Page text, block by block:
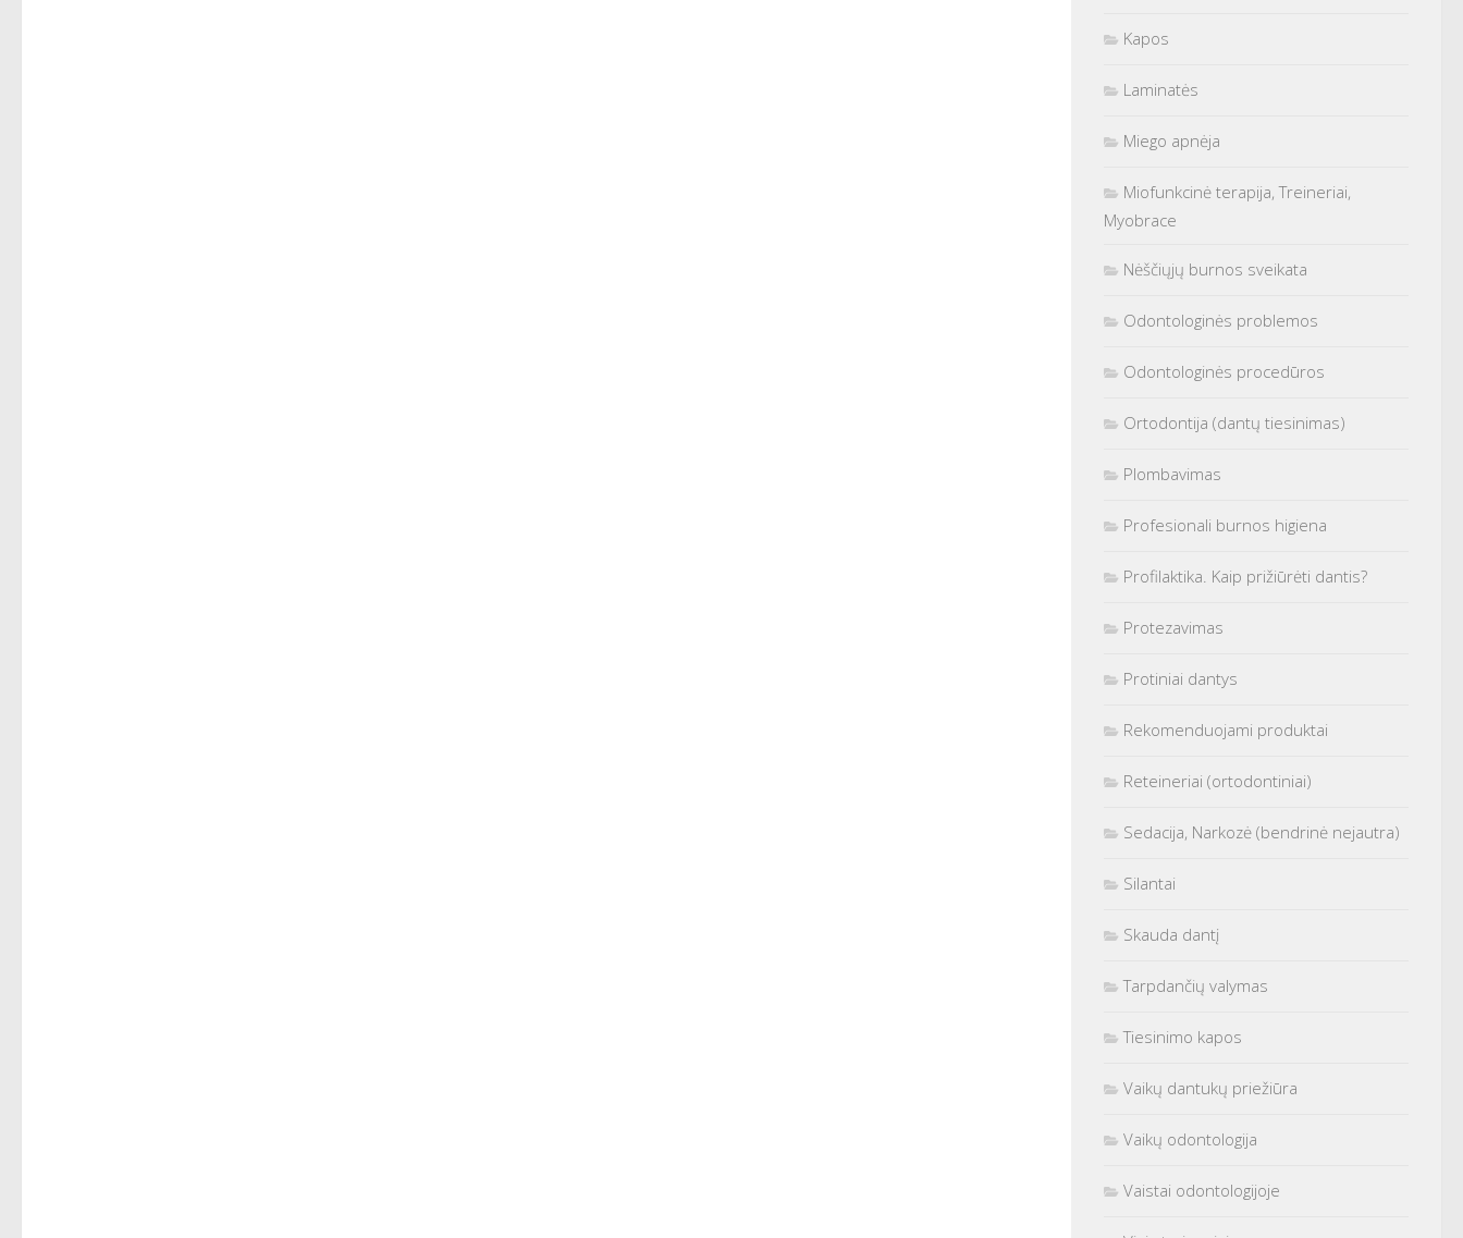
Kapos
Laminatės
Miego apnėja
Miofunkcinė terapija, Treineriai,
Myobrace
Nėščiųjų burnos sveikata
Odontologinės problemos
Odontologinės procedūros
Ortodontija (dantų tiesinimas)
Plombavimas
Profesionali burnos higiena
Profilaktika. Kaip prižiūrėti dantis?
Protezavimas
Protiniai dantys
Rekomenduojami produktai
Reteineriai (ortodontiniai)
Sedacija, Narkozė (bendrinė nejautra)
Silantai
Skauda dantį
Tarpdančių valymas
Tiesinimo kapos
Vaikų dantukų priežiūra
Vaikų odontologija
Vaistai odontologijoje